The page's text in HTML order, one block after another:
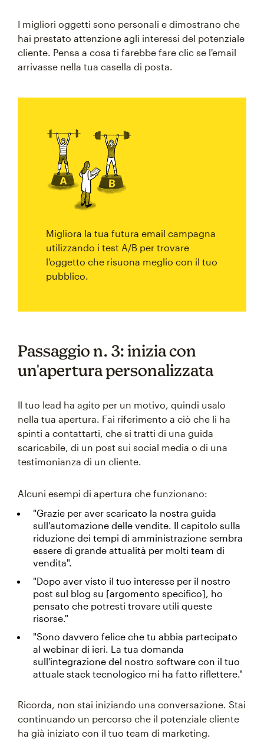
I migliori oggetti sono personali e dimostrano che
hai prestato attenzione agli interessi del potenziale
cliente. Pensa a cosa ti farebbe fare clic se l'email
arrivasse nella tua casella di posta.
Migliora la tua futura email campagna
utilizzando i test A/B per trovare
l'oggetto che risuona meglio con il tuo
pubblico.
Passaggio n. 3: inizia con
un'apertura personalizzata
Il tuo lead ha agito per un motivo, quindi usalo
nella tua apertura. Fai riferimento a ciò che li ha
spinti a contattarti, che si tratti di una guida
scaricabile, di un post sui social media o di una
testimonianza di un cliente.
Alcuni esempi di apertura che funzionano:
"Grazie per aver scaricato la nostra guida
sull'automazione delle vendite. Il capitolo sulla
riduzione dei tempi di amministrazione sembra
essere di grande attualità per molti team di
vendita".
"Dopo aver visto il tuo interesse per il nostro
post sul blog su [argomento specifico], ho
pensato che potresti trovare utili queste
risorse."
"Sono davvero felice che tu abbia partecipato
al webinar di ieri. La tua domanda
sull'integrazione del nostro software con il tuo
attuale stack tecnologico mi ha fatto riflettere."
Ricorda, non stai iniziando una conversazione. Stai
continuando un percorso che il potenziale cliente
ha già iniziato con il tuo team di marketing.